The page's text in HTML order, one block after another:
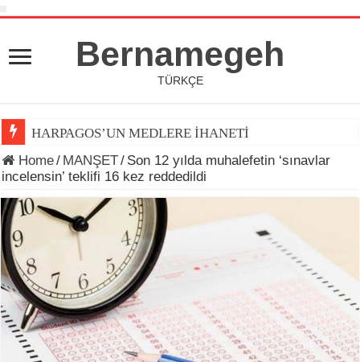
Bernamegeh
TÜRKÇE
HARPAGOS’UN MEDLERE İHANETİ
Home/ MANŞET/ Son 12 yılda muhalefetin ‘sınavlar
incelensin’ teklifi 16 kez reddedildi